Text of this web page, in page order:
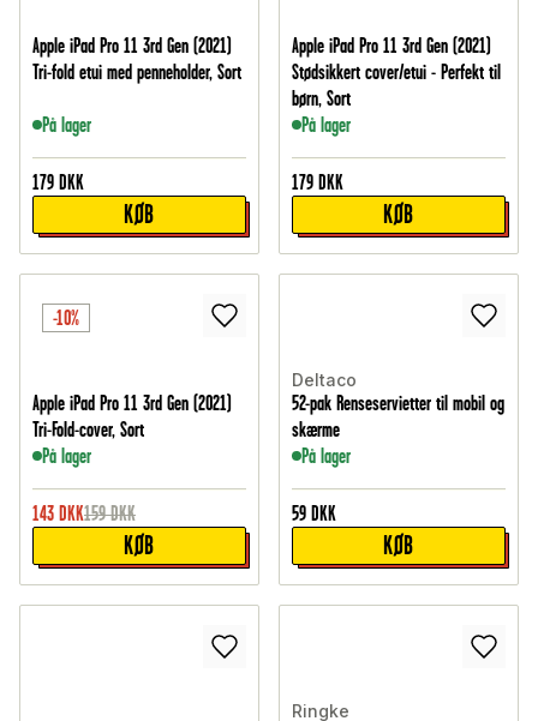
Apple iPad Pro 11 3rd Gen (2021)
Tri-fold etui med penneholder, Sort
På lager
179 DKK
KØB
Apple iPad Pro 11 3rd Gen (2021)
Stødsikkert cover/etui - Perfekt til
børn, Sort
På lager
179 DKK
KØB
-10%
Apple iPad Pro 11 3rd Gen (2021)
Tri-Fold-cover, Sort
På lager
143 DKK159 DKK
KØB
Deltaco
52-pak Renseservietter til mobil og
skærme
På lager
59 DKK
KØB
Ringke